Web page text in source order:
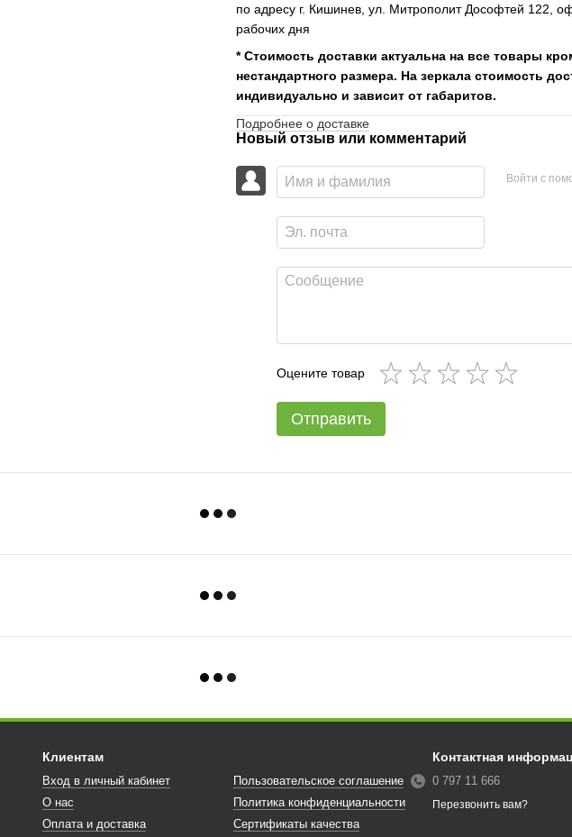
по адресу г. Кишинев, ул. Митрополит Дософтей 122,
рабочих дня
* Стоимость доставки актуальна на все товары
нестандартного размера. На зеркала стоимость
индивидуально и зависит от габаритов.
Подробнее о доставке
Новый отзыв или комментарий
Войти с
Оцените товар
Отправить
Клиентам
Вход в личный кабинет
О нас
Оплата и доставка
Пользовательское соглашение
Политика конфиденциальности
Сертификаты качества
Контактная
0 797 11 666
Перезвонить вам?